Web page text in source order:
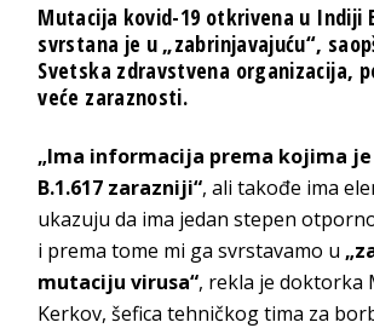
Mutacija kovid-19 otkrivena u Indiji
svrstana je u „zabrinjavajuću“,
Svetska zdravstvena organizacija,
veće zaraznosti.
„Ima informacija prema kojima
B.1.617 zarazniji“, ali takođe ima
ukazuju da ima jedan stepen
i prema tome mi ga svrstavamo u
mutaciju virusa“, rekla je doktorka
Kerkov, šefica tehničkog tima za